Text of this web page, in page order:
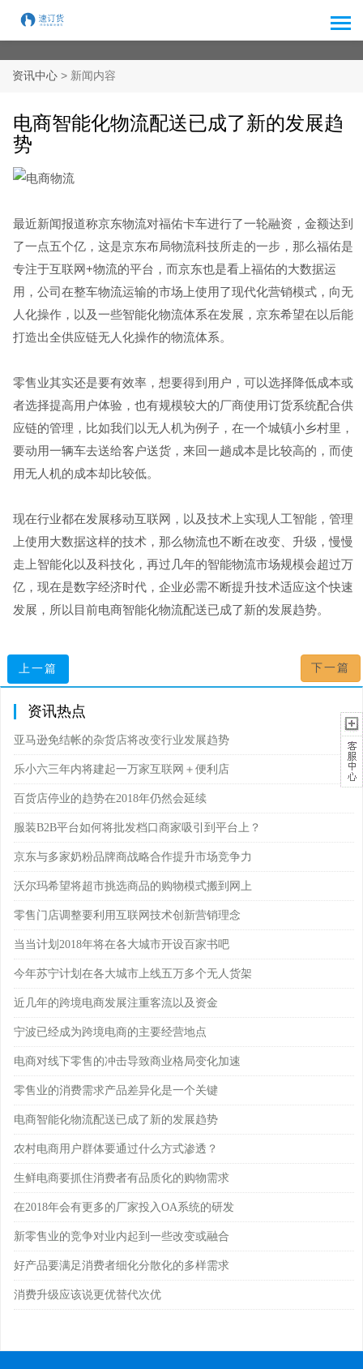
资讯中心 > 新闻内容
电商智能化物流配送已成了新的发展趋
势
最近新闻报道称京东物流对福佑卡车进行了一轮融资，金额达到
了一点五个亿，这是京东布局物流科技所走的一步，那么福佑是
专注于互联网+物流的平台，而京东也是看上福佑的大数据运
用，公司在整车物流运输的市场上使用了现代化营销模式，向无
人化操作，以及一些智能化物流体系在发展，京东希望在以后能
打造出全供应链无人化操作的物流体系。
零售业其实还是要有效率，想要得到用户，可以选择降低成本或
者选择提高用户体验，也有规模较大的厂商使用订货系统配合供
应链的管理，比如我们以无人机为例子，在一个城镇小乡村里，
要动用一辆车去送给客户送货，来回一趟成本是比较高的，而使
用无人机的成本却比较低。
现在行业都在发展移动互联网，以及技术上实现人工智能，管理
上使用大数据这样的技术，那么物流也不断在改变、升级，慢慢
走上智能化以及科技化，再过几年的智能物流市场规模会超过万
亿，现在是数字经济时代，企业必需不断提升技术适应这个快速
发展，所以目前电商智能化物流配送已成了新的发展趋势。
上一篇 下一篇
资讯热点
亚马逊免结帐的杂货店将改变行业发展趋势
乐小六三年内将建起一万家互联网＋便利店
百货店停业的趋势在2018年仍然会延续
服装B2B平台如何将批发档口商家吸引到平台上？
京东与多家奶粉品牌商战略合作提升市场竞争力
沃尔玛希望将超市挑选商品的购物模式搬到网上
零售门店调整要利用互联网技术创新营销理念
当当计划2018年将在各大城市开设百家书吧
今年苏宁计划在各大城市上线五万多个无人货架
近几年的跨境电商发展注重客流以及资金
宁波已经成为跨境电商的主要经营地点
电商对线下零售的冲击导致商业格局变化加速
零售业的消费需求产品差异化是一个关键
电商智能化物流配送已成了新的发展趋势
农村电商用户群体要通过什么方式渗透？
生鲜电商要抓住消费者有品质化的购物需求
在2018年会有更多的厂家投入OA系统的研发
新零售业的竞争对业内起到一些改变或融合
好产品要满足消费者细化分散化的多样需求
消费升级应该说更优替代次优